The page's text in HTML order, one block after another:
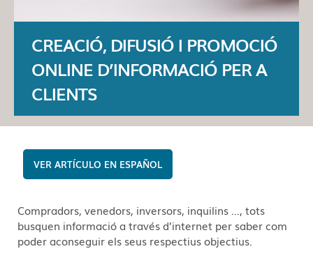
CREACIÓ, DIFUSIÓ I PROMOCIÓ
ONLINE D’INFORMACIÓ PER A
CLIENTS
ESPAÑOL
Compradors, venedors, inversors, inquilins …, tots
busquen informació a través d’internet per saber com
poder aconseguir els seus respectius objectius.